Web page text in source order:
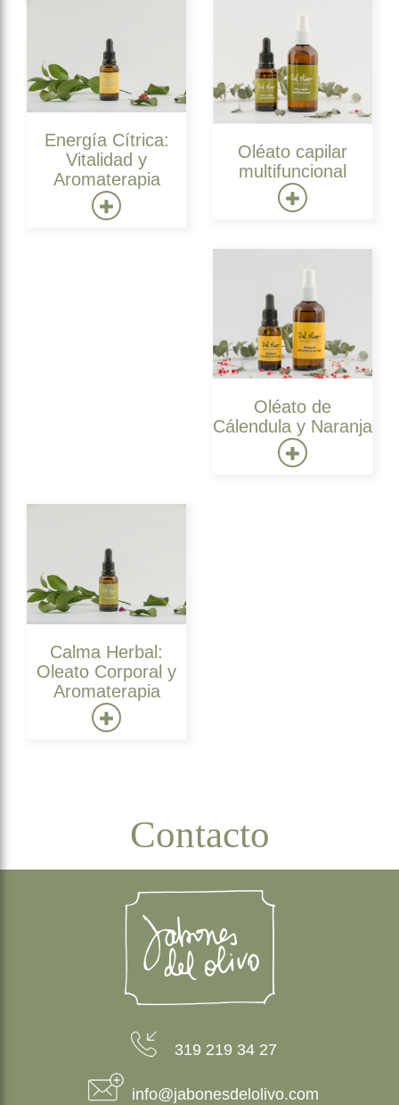
Energía Cítrica:
Vitalidad y
Aromaterapia
Oléato capilar
multifuncional
Oléato de
Cálendula y Naranja
Calma Herbal:
Oleato Corporal y
Aromaterapia
Contacto
319 219 34 27
info@jabonesdelolivo.com